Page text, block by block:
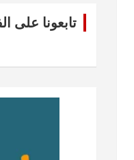
تابعونا على